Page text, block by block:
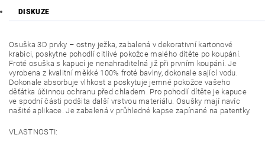
DISKUZE
Osuška 3D prvky – ostny ježka, zabalená v dekorativní kartonové
krabici, poskytne pohodlí citlivé pokožce malého dítěte po koupání.
Froté osuška s kapucí je nenahraditelná již při prvním koupání. Je
vyrobena z kvalitní měkké 100% froté bavlny, dokonale sající vodu.
Dokonale absorbuje vlhkost a poskytuje jemné pokožce vašeho
děťátka účinnou ochranu před chladem. Pro pohodlí dítěte je kapuce
ve spodní části podšita další vrstvou materiálu. Osušky mají navíc
našité aplikace. Je zabalená v průhledné kapse zapínané na patentky.
VLASTNOSTI: